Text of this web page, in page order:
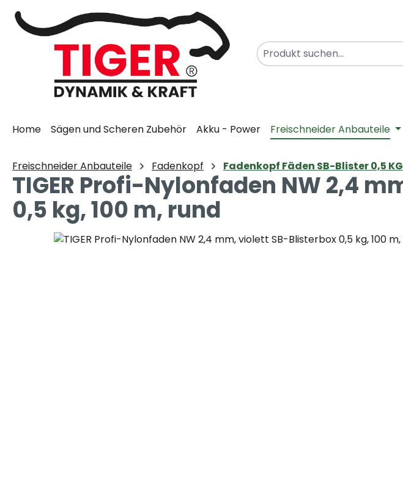
Hauptinhalt springen
Zur Suche springen
Zur Hauptnavigation springen
Home Sägen und Scheren Zubehör Akku - Power Freischneider Anbauteile
Freischneider Anbauteile Fadenkopf Fadenkopf Fäden SB-Blister 0,5 KG
TIGER Profi-Nylonfaden NW 2,4
0,5 kg, 100 m, rund
Bildergalerie überspringen